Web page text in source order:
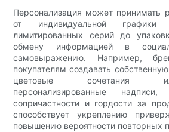
Персонализация может
от индивидуальной графики
лимитированных серий до
обмену информацией в
самовыражению. Например,
покупателям создавать
цветовые сочетания
персонализированные
сопричастности и гордости за
способствует укреплению
повышению вероятности повторных